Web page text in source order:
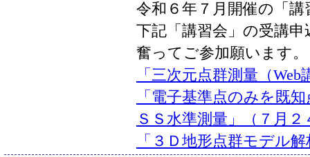
令和６年７月開催の「
下記「講習会」の受講
奮ってご参加願います。
「三次元点群測量（
「電子基準点のみを既
ＳＳ水準測量」（７月２
「３Ｄ地形点群モデル